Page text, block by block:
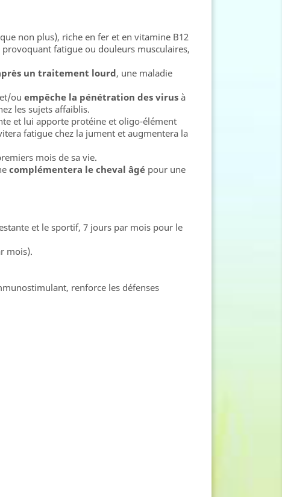
non plus), riche en fer et en vitamine B12
provoquant fatigue ou douleurs musculaires,
un traitement lourd, une maladie
ou empêche la pénétration des virus à
les sujets affaiblis.
et lui apporte protéine et oligo-élément
fatigue chez la jument et augmentera la
mois de sa vie.
complémentera le cheval âgé pour une
et le sportif, 7 jours par mois pour le
mois).
renforce les défenses